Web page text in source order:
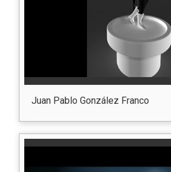
Juan Pablo González Franco